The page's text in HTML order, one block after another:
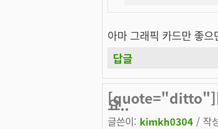
아마 그래픽 카드만 좋
답글
요..
글쓴이: kimkh0304 / 작